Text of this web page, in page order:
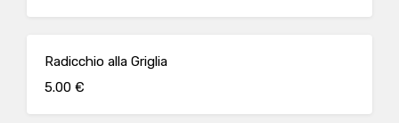
Radicchio alla Griglia
5.00 €